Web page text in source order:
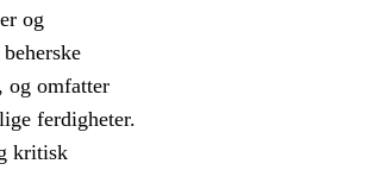
og
og omfatter
ferdigheter.
kritisk